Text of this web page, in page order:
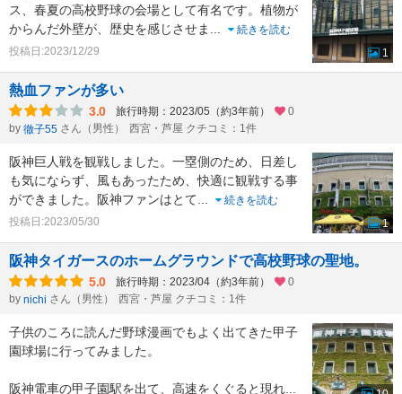
ス、春夏の高校野球の会場として有名です。植物が
からんだ外壁が、歴史を感じさせま
続きを読む
投稿日:2023/12/29
1
熱血ファンが多い
3.0 旅行時期：2023/05（約3年前）
0
by 徹子55 さん（男性） 西宮・芦屋 クチコミ：1件
阪神巨人戦を観戦しました。一塁側のため、日差し
も気にならず、風もあったため、快適に観戦する事
ができました。阪神ファンはとて
続きを読む
投稿日:2023/05/30
1
阪神タイガースのホームグラウンドで高校野球の聖地。
5.0 旅行時期：2023/04（約3年前）
0
by nichi さん（男性） 西宮・芦屋 クチコミ：1件
子供のころに読んだ野球漫画でもよく出てきた甲子
園球場に行ってみました。
阪神電車の甲子園駅を出て、高速をくぐると現れ